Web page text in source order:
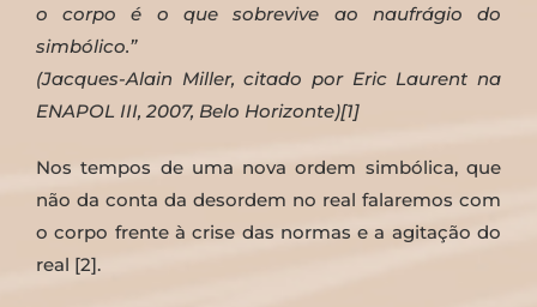
o corpo é o que sobrevive ao naufrágio do
simbólico.”
(Jacques-Alain Miller, citado por Eric Laurent na
ENAPOL III, 2007, Belo Horizonte)[1]
Nos tempos de uma nova ordem simbólica, que
não da conta da desordem no real falaremos com
o corpo frente à crise das normas e a agitação do
real [2].